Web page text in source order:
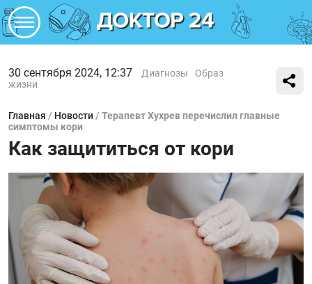
30 сентября 2024, 12:37 Диагнозы
Образ
жизни
Главная / Новости / Терапевт Хухрев перечислил главные
симптомы кори
Как защититься от кори